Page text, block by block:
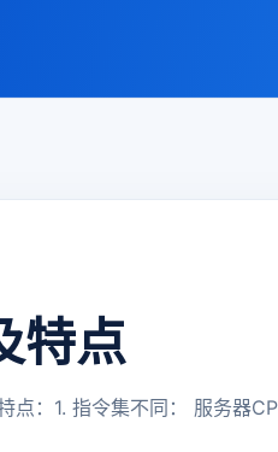
特点
：1. 指令集不同： 服务器